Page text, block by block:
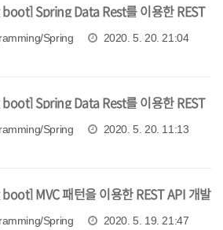
Spring Data Rest를 이용한 REST
Spring 2020. 5. 20. 21:04
Spring Data Rest를 이용한 REST
Spring 2020. 5. 20. 11:13
MVC 패턴을 이용한 REST API 개발
Spring 2020. 5. 19. 21:47